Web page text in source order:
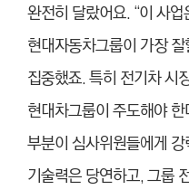
완전히 달랐어요. “이 사
현대자동차그룹이 가장
집중했죠. 특히 전기차 시
현대차그룹이 주도해야
부분이 심사위원들에게
기술력은 당연하고, 그룹